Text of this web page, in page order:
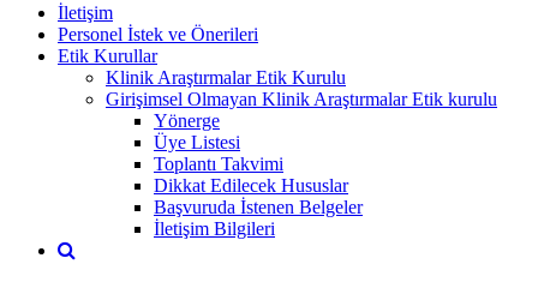
İletişim
Personel İstek ve Önerileri
Etik Kurullar
Klinik Araştırmalar Etik Kurulu
Girişimsel Olmayan Klinik Araştırmalar Etik kurulu
Yönerge
Üye Listesi
Toplantı Takvimi
Dikkat Edilecek Hususlar
Başvuruda İstenen Belgeler
İletişim Bilgileri